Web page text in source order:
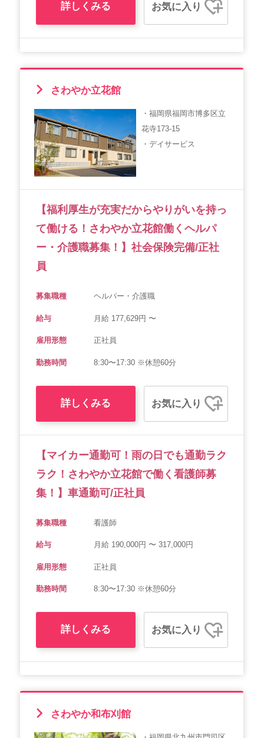
詳しくみる お気に入り
さわやか立花館
・福岡県福岡市博多区立
花寺173-15
・デイサービス
【福利厚生が充実だからやりがいを持っ
て働ける！さわやか立花館働くヘルパ
ー・介護職募集！】社会保険完備/正社
員
募集職種 ヘルパー・介護職
給与 月給 177,629円 〜
雇用形態 正社員
勤務時間 8:30〜17:30 ※休憩60分
詳しくみる お気に入り
【マイカー通勤可！雨の日でも通勤ラク
ラク！さわやか立花館で働く看護師募
集！】車通勤可/正社員
募集職種 看護師
給与 月給 190,000円 〜 317,000円
雇用形態 正社員
勤務時間 8:30〜17:30 ※休憩60分
詳しくみる お気に入り
さわやか和布刈館